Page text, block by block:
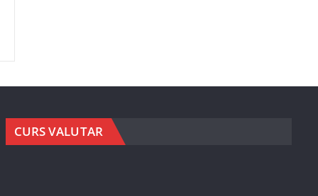
CURS VALUTAR